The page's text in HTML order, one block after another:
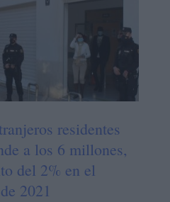
residentes
a los 6 millones,
del 2% en el
2021